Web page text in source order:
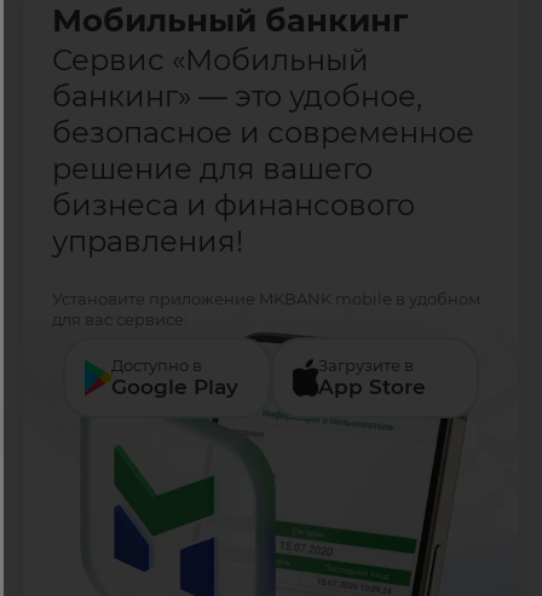
Мобильный банкинг
Сервис «Мобильный
банкинг» — это удобное,
безопасное и современное
решение для вашего
бизнеса и финансового
управления!
Установите приложение MKBANK mobile в удобном
для вас сервисе:
Доступно в
Google Play
Загрузите в
App Store